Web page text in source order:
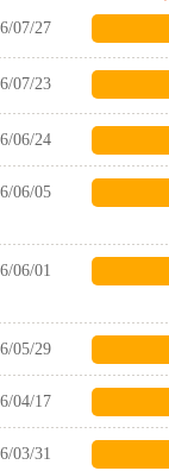
07/27
07/23
06/24
06/05
06/01
05/29
04/17
03/31